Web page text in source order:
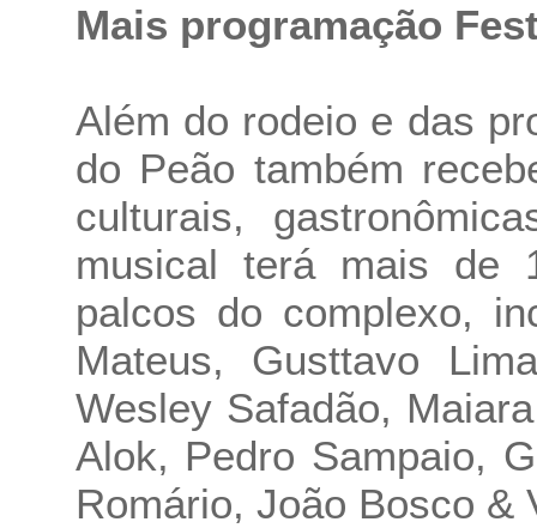
Mais programação
Além do rodeio e das
do Peão também
culturais,
musical terá mais de
palcos do complexo,
Mateus, Gusttavo
Wesley Safadão,
Alok, Pedro Sampaio,
Romário, João Bosco &